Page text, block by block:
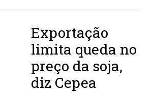
Exportação
limita queda no
preço da soja,
diz Cepea